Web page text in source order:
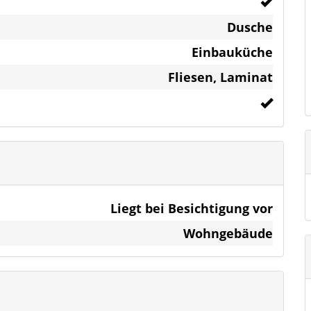
eine klare, funktionale Raumaufteilung.
hell, das Hauptschlafzimmer
Dusche
Einbauküche
Fliesen, Laminat
Liegt bei Besichtigung vor
Wohngebäude